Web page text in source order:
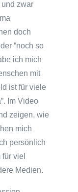
zwar
doch
“noch so
ich mich
mit
ist für viele
Im Video
zeigen, wie
mich
persönlich
viel
Medien.